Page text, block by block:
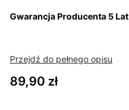
Gwarancja Producenta 5 Lat
Przejdź do pełnego opisu
Cena
89,90 zł